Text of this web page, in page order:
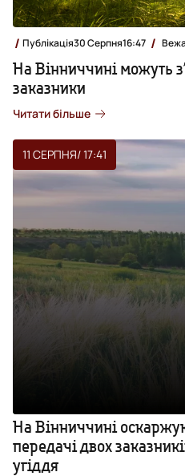
Публікація30 Серпня16:47
На Вінниччині можуть
заказники
Читати більше
11 СЕРПНЯ/ 17:41
На Вінниччині
передачі двох
угіддя